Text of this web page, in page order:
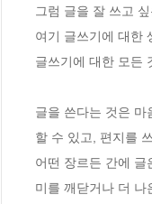
그럼 글을 잘 쓰고 싶
여기 글쓰기에 대한
글쓰기에 대한 모든
글을 쓴다는 것은
할 수 있고, 편지를
어떤 장르든 간에
미를 깨닫거나 더 나